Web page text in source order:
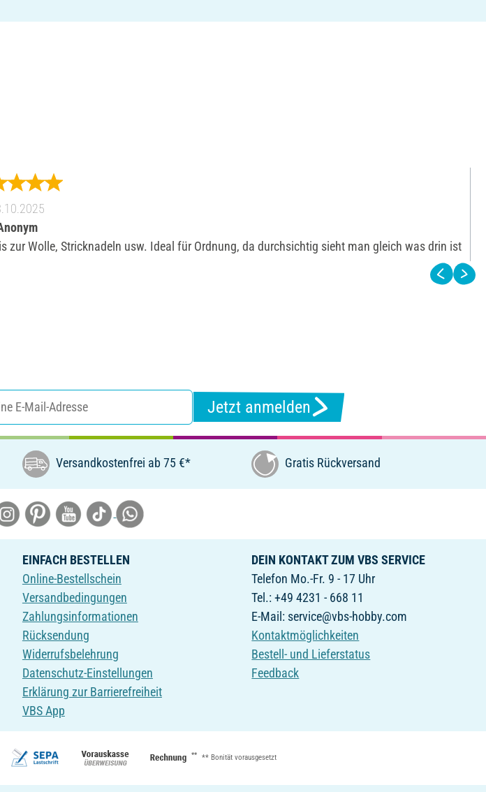
Wolle, Stricknadeln usw. Ideal für Ordnung, da durchsichtig sieht man gleich was drin ist
Jetzt anmelden
Versandkostenfrei ab 75 €* Gratis Rückversand
EINFACH BESTELLEN
Online-Bestellschein
Versandbedingungen
Zahlungsinformationen
Rücksendung
Widerrufsbelehrung
Datenschutz-Einstellungen
Erklärung zur Barrierefreiheit
VBS App
DEIN KONTAKT ZUM VBS SERVICE
Telefon Mo.-Fr. 9 - 17 Uhr
Tel.: +49 4231 - 668 11
E-Mail: service@vbs-hobby.com
Kontaktmöglichkeiten
Bestell- und Lieferstatus
Feedback
** ** Bonität vorausgesetzt